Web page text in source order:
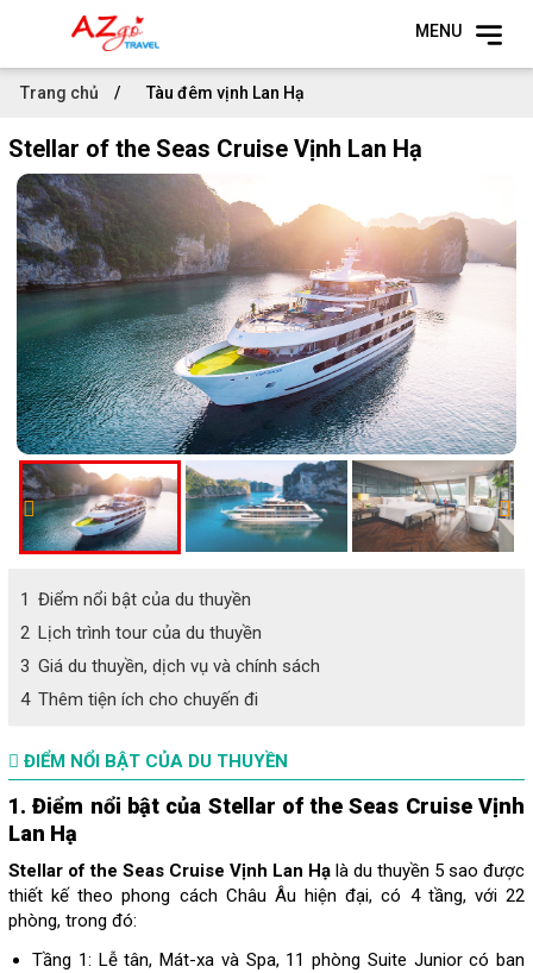
MENU
Trang chủ Tàu đêm vịnh Lan Hạ
Stellar of the Seas Cruise Vịnh Lan Hạ
1 Điểm nổi bật của du thuyền
2 Lịch trình tour của du thuyền
3 Giá du thuyền, dịch vụ và chính sách
4 Thêm tiện ích cho chuyến đi
ĐIỂM NỔI BẬT CỦA DU THUYỀN
1. Điểm nổi bật của Stellar of the Seas Cruise Vịnh
Lan Hạ
Stellar of the Seas Cruise Vịnh Lan Hạ là du thuyền 5 sao được
thiết kế theo phong cách Châu Âu hiện đại, có 4 tầng, với 22
phòng, trong đó:
Tầng 1: Lễ tân, Mát-xa và Spa, 11 phòng Suite Junior có ban